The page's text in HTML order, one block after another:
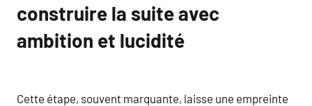
construire la suite avec
ambition et lucidité
Cette étape, souvent marquante, laisse une empreinte